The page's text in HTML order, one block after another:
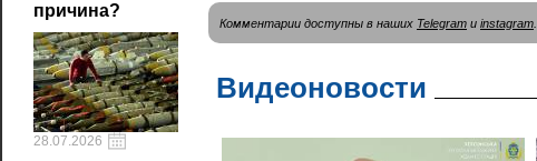
причина?
28.07.2026
Комментарии доступны в наших Telegram и instagram
Видеоновости